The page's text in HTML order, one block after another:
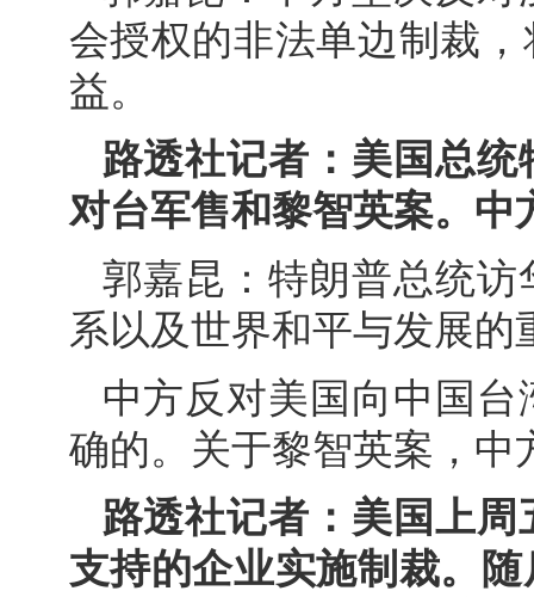
会授权的非法单边制裁
益。
路透社记者：美国总
对台军售和黎智英案。中
郭嘉昆：特朗普总统
系以及世界和平与发展
中方反对美国向中国
确的。关于黎智英案，中
路透社记者：美国上
支持的企业实施制裁。